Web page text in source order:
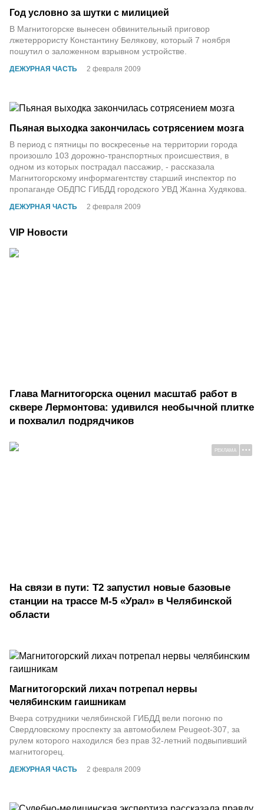
ДЕЖУРНАЯ ЧАСТЬ 2 февраля 2009
Год условно за шутки с милицией
В Магнитогорске вынесен обвинительный приговор
лжетеррористу Константину Белякову, который 7 ноября
пошутил о заложенном взрывном устройстве.
ДЕЖУРНАЯ ЧАСТЬ 2 февраля 2009
Пьяная выходка закончилась сотрясением мозга
В период с пятницы по воскресенье на территории города
произошло 103 дорожно-транспортных происшествия, в
одном из которых пострадал пассажир, - рассказала
Магнитогорскому информагентству старший инспектор по
пропаганде ОБДПС ГИБДД городского УВД Жанна Худякова.
VIP Новости
Глава Магнитогорска оценил масштаб работ в
сквере Лермонтова: удивился необычной плитке
и похвалил подрядчиков
РЕКЛАМА
На связи в пути: Т2 запустил новые базовые
станции на трассе М-5 «Урал» в Челябинской
области
ДЕЖУРНАЯ ЧАСТЬ 2 февраля 2009
Магнитогорский лихач потрепал нервы
челябинским гаишникам
Вчера сотрудники челябинской ГИБДД вели погоню по
Свердловскому проспекту за автомобилем Peugeot-307, за
рулем которого находился без прав 32-летний подвыпивший
магнитогорец.